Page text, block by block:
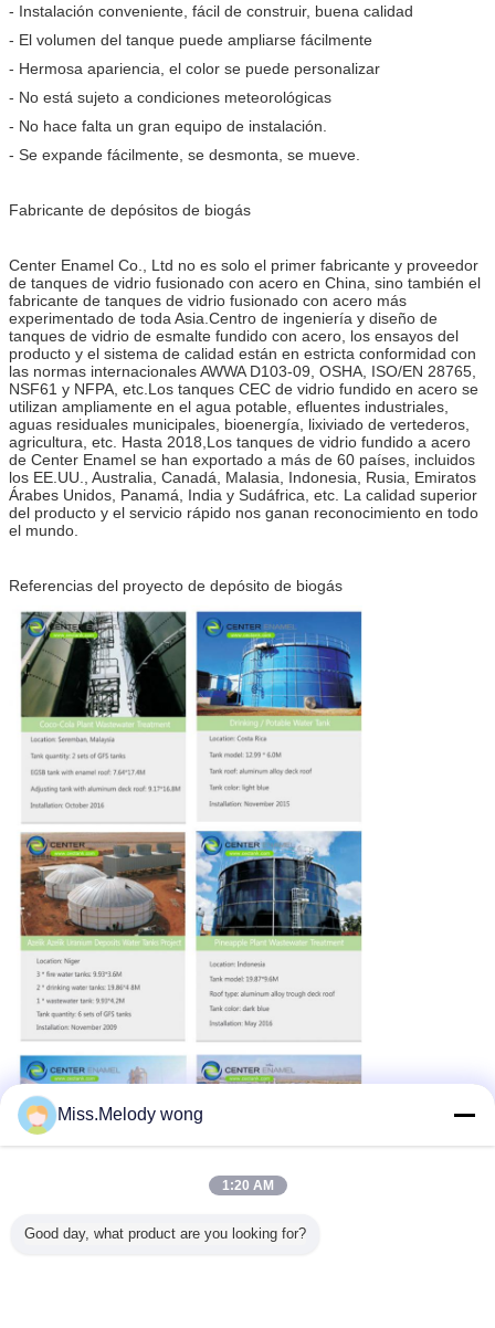
- Instalación conveniente, fácil de construir, buena calidad
- El volumen del tanque puede ampliarse fácilmente
- Hermosa apariencia, el color se puede personalizar
- No está sujeto a condiciones meteorológicas
- No hace falta un gran equipo de instalación.
- Se expande fácilmente, se desmonta, se mueve.
Fabricante de depósitos de biogás
Center Enamel Co., Ltd no es solo el primer fabricante y proveedor
de tanques de vidrio fusionado con acero en China, sino también el
fabricante de tanques de vidrio fusionado con acero más
experimentado de toda Asia.Centro de ingeniería y diseño de
tanques de vidrio de esmalte fundido con acero, los ensayos del
producto y el sistema de calidad están en estricta conformidad con
las normas internacionales AWWA D103-09, OSHA, ISO/EN 28765,
NSF61 y NFPA, etc.Los tanques CEC de vidrio fundido en acero se
utilizan ampliamente en el agua potable, efluentes industriales,
aguas residuales municipales, bioenergía, lixiviado de vertederos,
agricultura, etc. Hasta 2018,Los tanques de vidrio fundido a acero
de Center Enamel se han exportado a más de 60 países, incluidos
los EE.UU., Australia, Canadá, Malasia, Indonesia, Rusia, Emiratos
Árabes Unidos, Panamá, India y Sudáfrica, etc. La calidad superior
del producto y el servicio rápido nos ganan reconocimiento en todo
el mundo.
Referencias del proyecto de depósito de biogás
Miss.Melody wong
1:20 AM
Good day, what product are you looking for?